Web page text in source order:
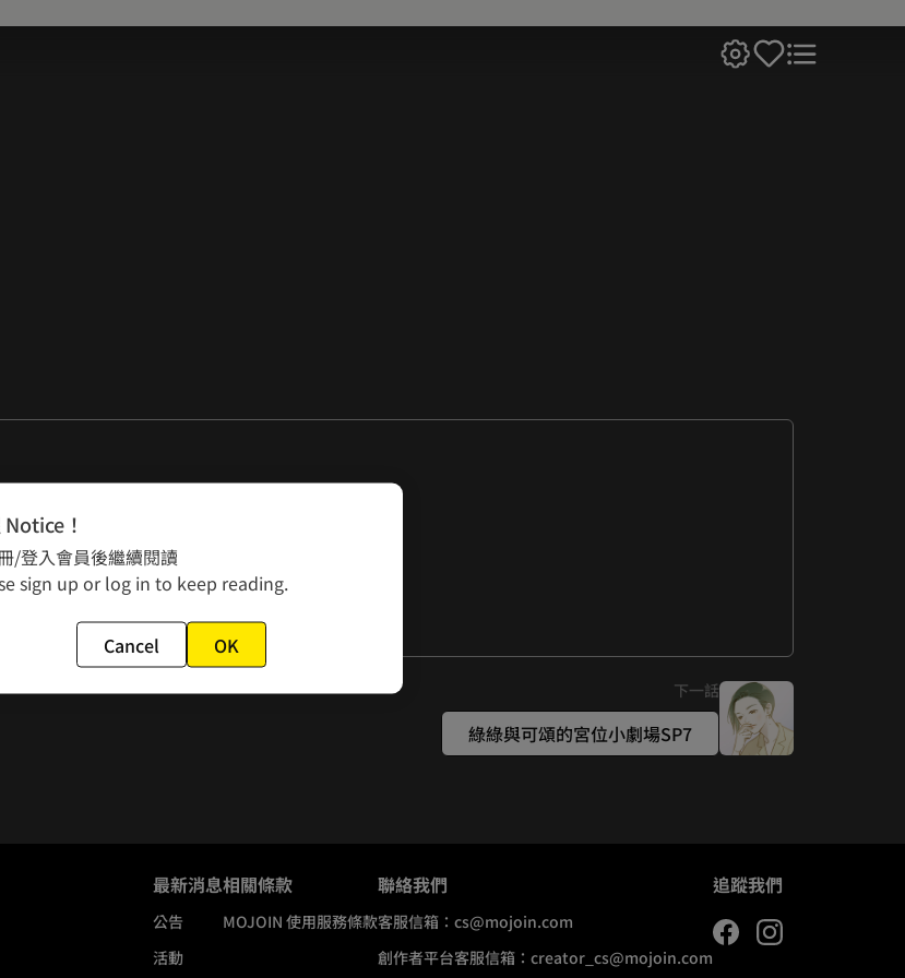
理，好忙好忙～～』
苦，編輯也很辛苦，你懂嗎嗚嗚嗚嗚嗚嗚（三個人一起狂搖啟鳴肩膀）
下一話
綠綠與可頌的宮位小劇場SP7
最新消息
公告
活動
相關條款
MOJOIN 使用服務條款
聯絡我們
客服信箱： cs@mojoin.com
創作者平台客服信箱： creator_cs@mojoin.com
追蹤我們
！
/登入會員後繼續閱讀
sign up or log in to keep reading.
Cancel OK